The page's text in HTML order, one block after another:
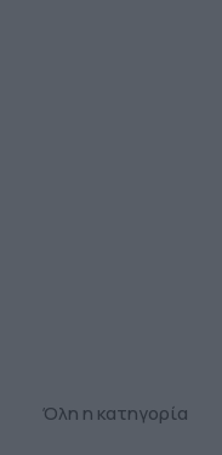
Όλη η κατηγορία